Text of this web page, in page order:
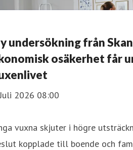
undersökning från
osäkerhet får
2026 08:00
vuxna skjuter i högre
kopplade till boende och